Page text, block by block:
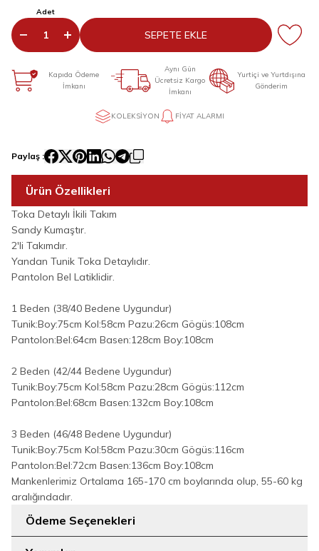
Adet
SEPETE EKLE
Kapıda Ödeme
İmkanı
Aynı Gün
Ücretsiz Kargo
İmkanı
Yurtiçi ve Yurtdışına
Gönderim
KOLEKSIYON FIYAT ALARMI
Paylaş :
Ürün Özellikleri
Toka Detaylı İkili Takım
Sandy Kumaştır.
2'li Takımdır.
Yandan Tunik Toka Detaylıdır.
Pantolon Bel Latiklidir.
1 Beden (38/40 Bedene Uygundur)
Tunik:Boy:75cm Kol:58cm Pazu:26cm Gögüs:108cm
Pantolon:Bel:64cm Basen:128cm Boy:108cm
2 Beden (42/44 Bedene Uygundur)
Tunik:Boy:75cm Kol:58cm Pazu:28cm Gögüs:112cm
Pantolon:Bel:68cm Basen:132cm Boy:108cm
3 Beden (46/48 Bedene Uygundur)
Tunik:Boy:75cm Kol:58cm Pazu:30cm Gögüs:116cm
Pantolon:Bel:72cm Basen:136cm Boy:108cm
Mankenlerimiz Ortalama 165-170 cm boylarında olup, 55-60 kg
aralığındadır.
Ödeme Seçenekleri